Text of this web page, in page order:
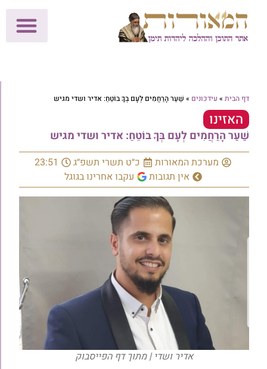
דף הבית » עידכונים » שַׁעַר הָרַחֲמִים לְעָם בְּךָ בוֹטֵחַ: אדיר ושדי מגיש
האזינו
שַׁעַר הָרַחֲמִים לְעָם בְּךָ בוֹטֵחַ: אדיר ושדי מגיש
מערכת המאורות כ״ט תשרי תשפ״ג
23:51
אין תגובות
עקבו אחרינו בגוגל
אדיר ושדי | מתוך דף הפייסבוק